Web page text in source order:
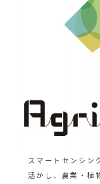
スマートセンシン
活かし、農業・植